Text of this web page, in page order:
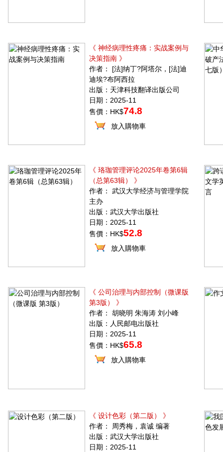
《 神经病理性疼痛：实战案例与
决策指南 》
作者： [法]纳丁?阿塔尔，[法]迪
迪埃?布阿西拉
出版：天津科技翻译出版公司
日期：2025-11
售價：HK$74.8
放入購物車
《 珞珈管理评论2025年卷第6辑
（总第63辑） 》
作者： 武汉大学经济与管理学院
主办
出版：武汉大学出版社
日期：2025-11
售價：HK$52.8
放入購物車
《 公司治理与内部控制（微课版
第3版） 》
作者： 胡晓明 朱海涛 刘小峰
出版：人民邮电出版社
日期：2025-11
售價：HK$65.8
放入購物車
《 设计色彩（第二版） 》
作者： 周秀梅，袁诚 编著
出版：武汉大学出版社
日期：2025-11